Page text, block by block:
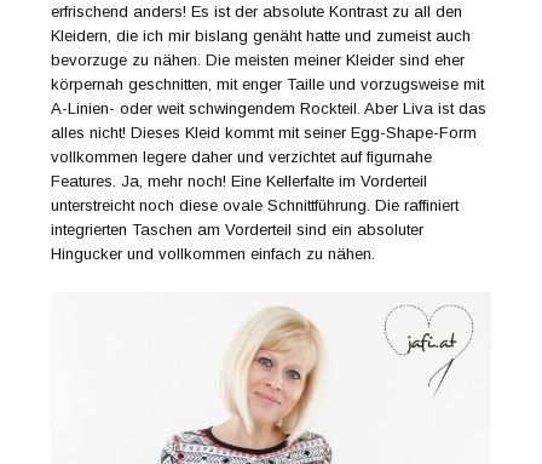
erfrischend anders! Es ist der absolute Kontrast zu all den
Kleidern, die ich mir bislang genäht hatte und zumeist auch
bevorzuge zu nähen. Die meisten meiner Kleider sind eher
körpernah geschnitten, mit enger Taille und vorzugsweise mit
A-Linien- oder weit schwingendem Rockteil. Aber Liva ist das
alles nicht! Dieses Kleid kommt mit seiner Egg-Shape-Form
vollkommen legere daher und verzichtet auf figurnahe
Features. Ja, mehr noch! Eine Kellerfalte im Vorderteil
unterstreicht noch diese ovale Schnittführung. Die raffiniert
integrierten Taschen am Vorderteil sind ein absoluter
Hingucker und vollkommen einfach zu nähen.